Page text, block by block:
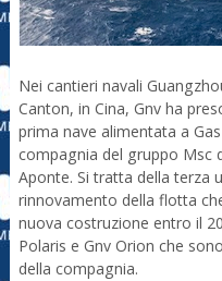
Nei cantieri navali
Canton, in Cina, Gnv ha
prima nave alimentata a
compagnia del gruppo Msc
Aponte. Si tratta della terza
rinnovamento della flotta
nuova costruzione entro il
Polaris e Gnv Orion che
della compagnia.